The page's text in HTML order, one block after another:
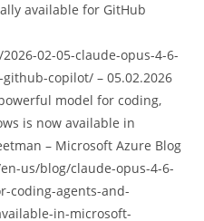
available for GitHub
02-05-claude-opus-4-6-
copilot/ – 05.02.2026
model for coding,
is now available in
– Microsoft Azure Blog
us/blog/claude-opus-4-6-
coding-agents-and-
in-microsoft-